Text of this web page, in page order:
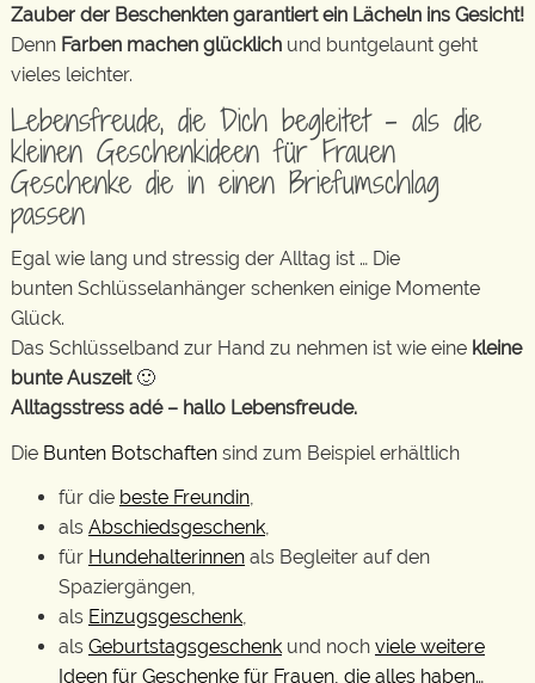
Zauber der Beschenkten garantiert ein Lächeln ins Gesicht!
Denn Farben machen glücklich und buntgelaunt geht
vieles leichter.
Lebensfreude, die Dich begleitet – als die
kleinen Geschenkideen für Frauen
Geschenke die in einen Briefumschlag
passen
Egal wie lang und stressig der Alltag ist … Die
bunten Schlüsselanhänger schenken einige Momente
Glück.
Das Schlüsselband zur Hand zu nehmen ist wie eine kleine
bunte Auszeit🙂
Alltagsstress adé – hallo Lebensfreude.
Die Bunten Botschaften sind zum Beispiel erhältlich
für die beste Freundin,
als Abschiedsgeschenk,
für Hundehalterinnen als Begleiter auf den
Spaziergängen,
als Einzugsgeschenk,
als Geburtstagsgeschenk und noch viele weitere
Ideen für Geschenke für Frauen, die alles haben…